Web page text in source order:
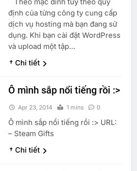
định của từng công ty cung cấp
dịch vụ hosting mà bạn đang sử
dụng. Khi bạn cài đặt WordPress
và upload một tập…
† Chi tiết
Ô mình sắp nổi tiếng rồi :>
Apr 23, 2014 1 mins 0
Ô mình sắp nổi tiếng rồi :> URL:
– Steam Gifts
† Chi tiết